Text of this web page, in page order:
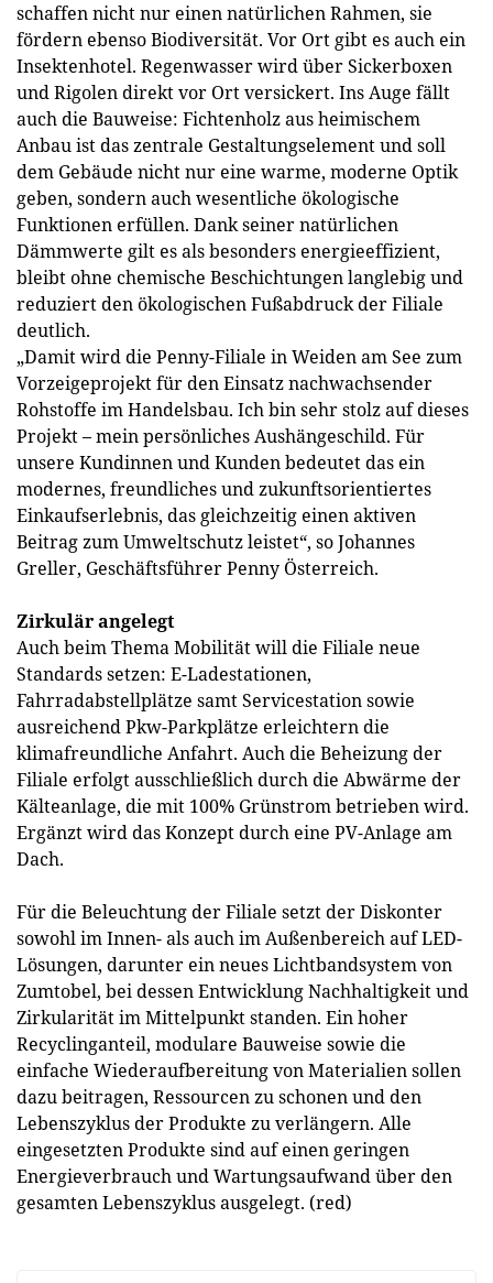
schaffen nicht nur einen natürlichen Rahmen, sie
fördern ebenso Biodiversität. Vor Ort gibt es auch ein
Insektenhotel. Regenwasser wird über Sickerboxen
und Rigolen direkt vor Ort versickert. Ins Auge fällt
auch die Bauweise: Fichtenholz aus heimischem
Anbau ist das zentrale Gestaltungselement und soll
dem Gebäude nicht nur eine warme, moderne Optik
geben, sondern auch wesentliche ökologische
Funktionen erfüllen. Dank seiner natürlichen
Dämmwerte gilt es als besonders energieeffizient,
bleibt ohne chemische Beschichtungen langlebig und
reduziert den ökologischen Fußabdruck der Filiale
deutlich.
„Damit wird die Penny-Filiale in Weiden am See zum
Vorzeigeprojekt für den Einsatz nachwachsender
Rohstoffe im Handelsbau. Ich bin sehr stolz auf dieses
Projekt – mein persönliches Aushängeschild. Für
unsere Kundinnen und Kunden bedeutet das ein
modernes, freundliches und zukunftsorientiertes
Einkaufserlebnis, das gleichzeitig einen aktiven
Beitrag zum Umweltschutz leistet“, so Johannes
Greller, Geschäftsführer Penny Österreich.
Zirkulär angelegt
Auch beim Thema Mobilität will die Filiale neue
Standards setzen: E-Ladestationen,
Fahrradabstellplätze samt Servicestation sowie
ausreichend Pkw-Parkplätze erleichtern die
klimafreundliche Anfahrt. Auch die Beheizung der
Filiale erfolgt ausschließlich durch die Abwärme der
Kälteanlage, die mit 100% Grünstrom betrieben wird.
Ergänzt wird das Konzept durch eine PV-Anlage am
Dach.
Für die Beleuchtung der Filiale setzt der Diskonter
sowohl im Innen- als auch im Außenbereich auf LED-
Lösungen, darunter ein neues Lichtbandsystem von
Zumtobel, bei dessen Entwicklung Nachhaltigkeit und
Zirkularität im Mittelpunkt standen. Ein hoher
Recyclinganteil, modulare Bauweise sowie die
einfache Wiederaufbereitung von Materialien sollen
dazu beitragen, Ressourcen zu schonen und den
Lebenszyklus der Produkte zu verlängern. Alle
eingesetzten Produkte sind auf einen geringen
Energieverbrauch und Wartungsaufwand über den
gesamten Lebenszyklus ausgelegt. (red)